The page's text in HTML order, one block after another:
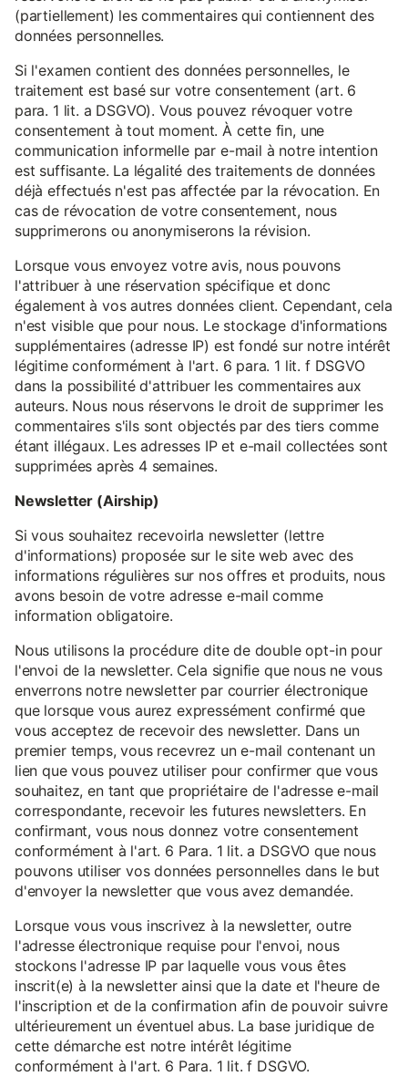
(partiellement) les commentaires qui contiennent des
données personnelles.
Si l'examen contient des données personnelles, le
traitement est basé sur votre consentement (art. 6
para. 1 lit. a DSGVO). Vous pouvez révoquer votre
consentement à tout moment. À cette fin, une
communication informelle par e-mail à notre intention
est suffisante. La légalité des traitements de données
déjà effectués n'est pas affectée par la révocation. En
cas de révocation de votre consentement, nous
supprimerons ou anonymiserons la révision.
Lorsque vous envoyez votre avis, nous pouvons
l'attribuer à une réservation spécifique et donc
également à vos autres données client. Cependant, cela
n'est visible que pour nous. Le stockage d'informations
supplémentaires (adresse IP) est fondé sur notre intérêt
légitime conformément à l'art. 6 para. 1 lit. f DSGVO
dans la possibilité d'attribuer les commentaires aux
auteurs. Nous nous réservons le droit de supprimer les
commentaires s'ils sont objectés par des tiers comme
étant illégaux. Les adresses IP et e-mail collectées sont
supprimées après 4 semaines.
Newsletter (Airship)
Si vous souhaitez recevoirla newsletter (lettre
d'informations) proposée sur le site web avec des
informations régulières sur nos offres et produits, nous
avons besoin de votre adresse e-mail comme
information obligatoire.
Nous utilisons la procédure dite de double opt-in pour
l'envoi de la newsletter. Cela signifie que nous ne vous
enverrons notre newsletter par courrier électronique
que lorsque vous aurez expressément confirmé que
vous acceptez de recevoir des newsletter. Dans un
premier temps, vous recevrez un e-mail contenant un
lien que vous pouvez utiliser pour confirmer que vous
souhaitez, en tant que propriétaire de l'adresse e-mail
correspondante, recevoir les futures newsletters. En
confirmant, vous nous donnez votre consentement
conformément à l'art. 6 Para. 1 lit. a DSGVO que nous
pouvons utiliser vos données personnelles dans le but
d'envoyer la newsletter que vous avez demandée.
Lorsque vous vous inscrivez à la newsletter, outre
l'adresse électronique requise pour l'envoi, nous
stockons l'adresse IP par laquelle vous vous êtes
inscrit(e) à la newsletter ainsi que la date et l'heure de
l'inscription et de la confirmation afin de pouvoir suivre
ultérieurement un éventuel abus. La base juridique de
cette démarche est notre intérêt légitime
conformément à l'art. 6 Para. 1 lit. f DSGVO.